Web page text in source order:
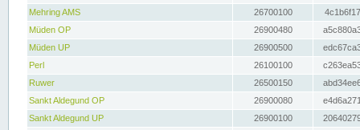
Mehring AMS
26700100
Müden OP
26900480
Müden UP
26900500
Perl
26100100
Ruwer
26500150
Sankt Aldegund OP
26900080
Sankt Aldegund UP
26900100